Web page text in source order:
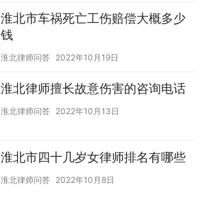
淮北市车祸死亡工伤赔偿大概多少
钱
淮北律师问答 2022年10月19日
淮北律师擅长故意伤害的咨询电话
淮北律师问答 2022年10月13日
淮北市四十几岁女律师排名有哪些
淮北律师问答 2022年10月8日